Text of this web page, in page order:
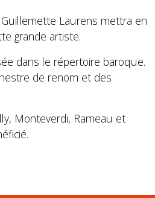
Laurens mettra en
grande artiste.
dans le répertoire baroque.
de renom et des
Monteverdi, Rameau et